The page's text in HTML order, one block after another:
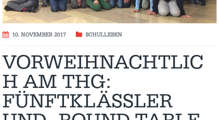
10. NOVEMBER 2017 SCHULLEBEN
VORWEIHNACHTLIC
H AM THG:
FÜNFTKLÄSSLER